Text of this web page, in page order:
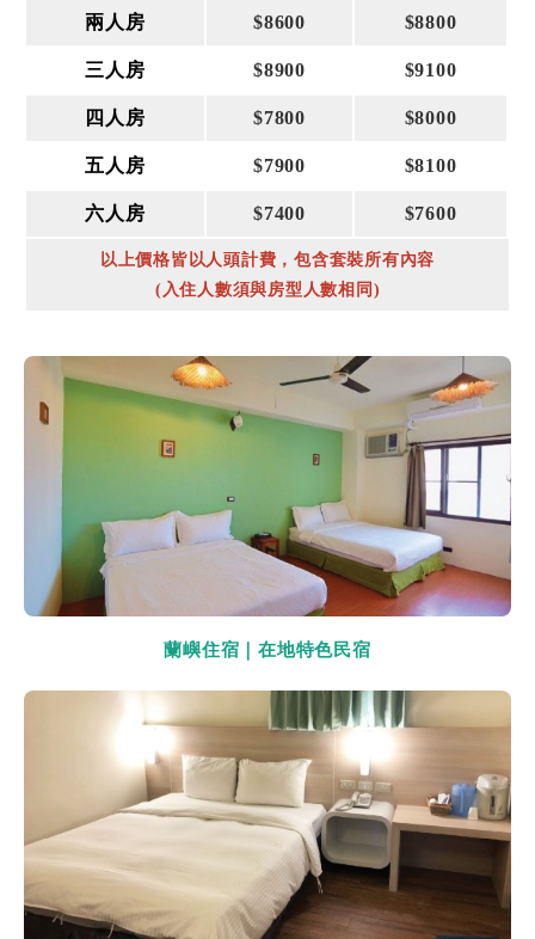
兩人房 $8600 $8800
三人房 $8900 $9100
四人房 $7800 $8000
五人房 $7900 $8100
六人房 $7400 $7600
以上價格皆以人頭計費，包含套裝所有內容
(入住人數須與房型人數相同)
蘭嶼住宿｜在地特色民宿